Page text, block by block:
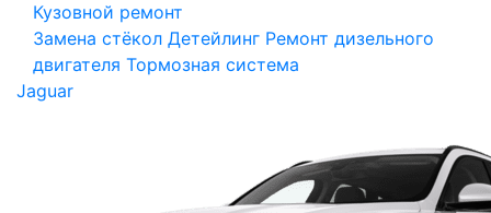
Кузовной ремонт
Замена стёкол Детейлинг Ремонт дизельного
двигателя Тормозная система
Jaguar